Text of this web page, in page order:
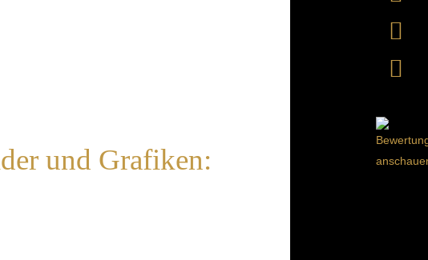
und Grafiken: